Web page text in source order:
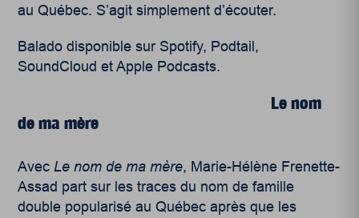
au Québec. S’agit simplement d’écouter.
Balado disponible sur Spotify, Podtail,
SoundCloud et Apple Podcasts.
Le nom
de ma mère
AvecLe nom de ma mère, Marie-Hélène Frenette-
Assad part sur les traces du nom de famille
double popularisé au Québec après que les